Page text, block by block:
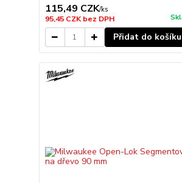
115,49 CZK/ks
95,45 CZKbez DPH
Přidat do košíku